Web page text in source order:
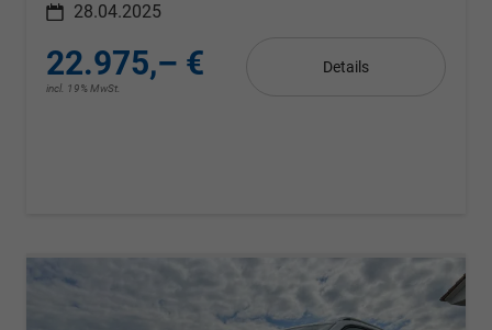
28.04.2025
22.975,– €
incl. 19% MwSt.
Details